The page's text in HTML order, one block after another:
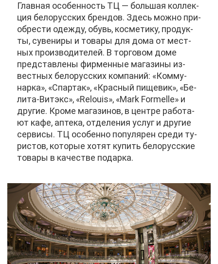
Глав­ная осо­бен­ность ТЦ — боль­шая кол­лек­
ция бе­ло­рус­ских брен­дов. Здесь мож­но при­
об­ре­сти одеж­ду, обувь, кос­ме­ти­ку, про­дук­
ты, су­ве­ни­ры и то­ва­ры для до­ма от мест­
ных про­из­во­ди­те­лей. В тор­го­вом до­ме
пред­став­ле­ны фир­мен­ные ма­га­зи­ны из­
вест­ных бе­ло­рус­ских ком­па­ний: «Ком­му­
нар­ка», «Спар­так», «Крас­ный пи­ще­вик», «Бе­
ли­та-Вит­экс», «Relouis», «Mark Formelle» и
дру­гие. Кро­ме ма­га­зи­нов, в цен­тре ра­бо­та­
ют ка­фе, ап­те­ка, от­де­ле­ния услуг и дру­гие
сер­ви­сы. ТЦ осо­бен­но по­пу­ля­рен сре­ди ту­
ри­стов, ко­то­рые хо­тят ку­пить бе­ло­рус­ские
то­ва­ры в ка­че­стве по­дар­ка.